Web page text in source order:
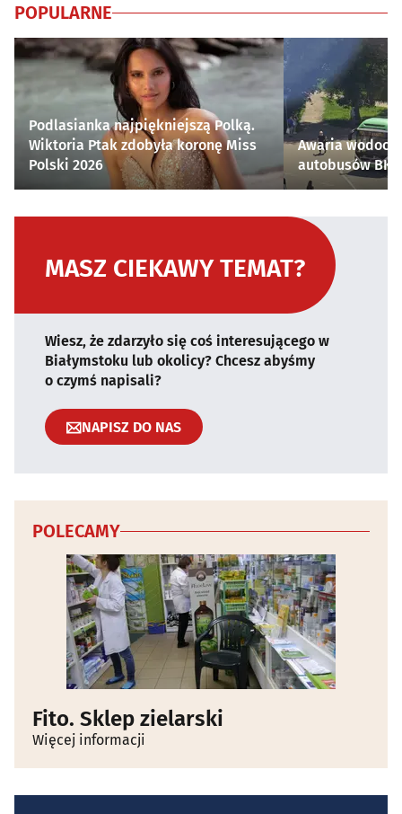
POPULARNE
Podlasianka najpiękniejszą Polką.
Wiktoria Ptak zdobyła koronę Miss
Polski 2026
Awaria
autobusów
MASZ CIEKAWY TEMAT?
Wiesz, że zdarzyło się coś interesującego w
Białymstoku lub okolicy? Chcesz abyśmy
o czymś napisali?
NAPISZ DO NAS
POLECAMY
Fito. Sklep zielarski
Więcej informacji